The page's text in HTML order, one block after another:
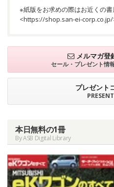
※紙版をお求めの際はお近くの
<https://shop.san-ei-corp.co.jp/
メルマガ登
セール・プレゼント情
プレゼント
本日無料の1冊
By ASB Digital Library